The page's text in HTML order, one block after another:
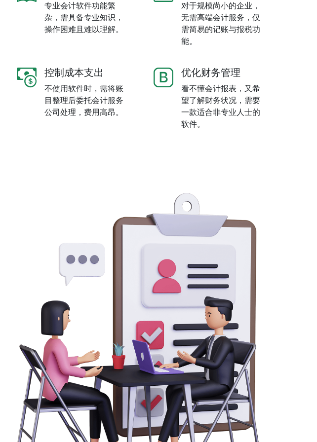
专业会计软件功能繁
杂，需具备专业知识，
操作困难且难以理解。
对于规模尚小的企业，
无需高端会计服务，仅
需简易的记账与报税功
能。
控制成本支出
不使用软件时，需将账
目整理后委托会计服务
公司处理，费用高昂。
优化财务管理
看不懂会计报表，又希
望了解财务状况，需要
一款适合非专业人士的
软件。